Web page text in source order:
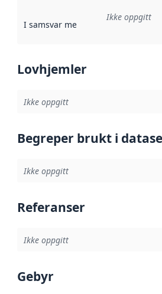
I samsvar med Referanse til en
Ikke oppgitt
Lovhjemler
Ikke oppgitt
Begreper brukt i
Ikke oppgitt
Referanser
Ikke oppgitt
Gebyr